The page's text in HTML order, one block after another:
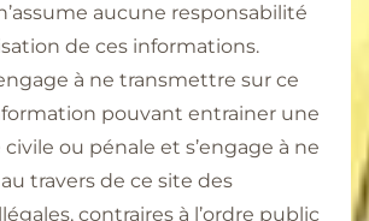
aucune responsabilité
de ces informations.
à ne transmettre sur ce
pouvant entrainer une
ou pénale et s’engage à ne
travers de ce site des
contraires à l’ordre public